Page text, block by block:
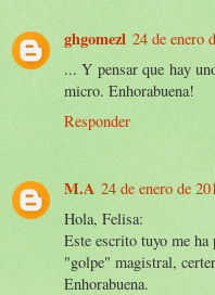
ghgomezl 24 de enero
... Y pensar que hay
micro. Enhorabuena!
Responder
M.A 24 de enero de
Hola, Felisa:
Este escrito tuyo me
"golpe" magistral,
Enhorabuena.